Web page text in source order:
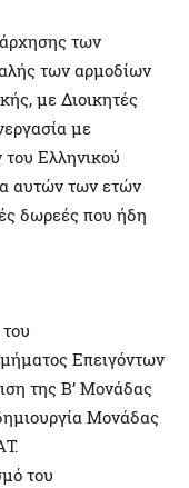
των
των αρμοδίων
με Διοικητές
με
Ελληνικού
αυτών των ετών
δωρεές που ήδη
Επειγόντων
της Β’ Μονάδας
Μονάδας
του